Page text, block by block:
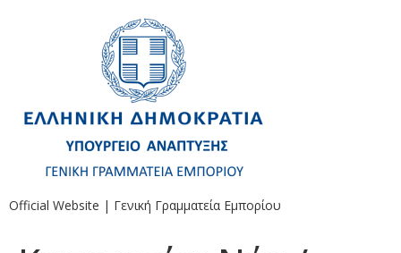
Official Website | Γενική Γραμματεία Εμπορίου